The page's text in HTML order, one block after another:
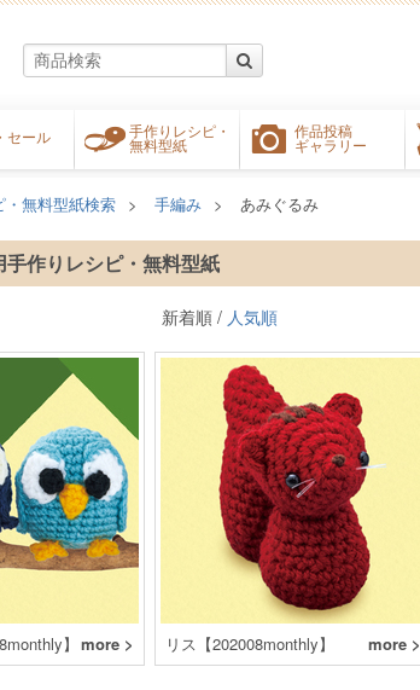
セール
手作りレシピ・
無料型紙
作品投稿
ギャラリー
・無料型紙検索 手編み あみぐるみ
手作りレシピ・無料型紙
新着順 / 人気順
】 more > リス【202008monthly】 more >